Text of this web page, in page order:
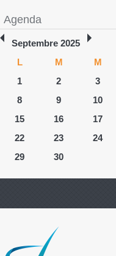
Agenda
Septembre 2025
L
M M
1
2 3
8
9 10
15
16 17
22
23 24
29
30